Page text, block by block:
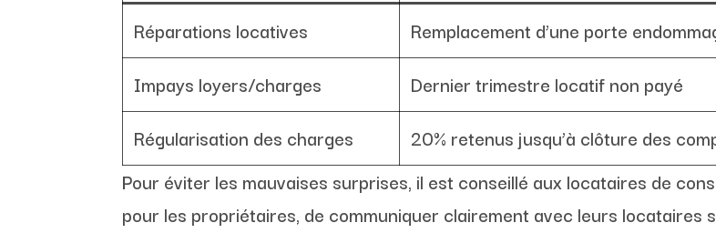
Réparations locatives
Remplacement d’une porte
Impays loyers/charges
Dernier trimestre locatif non payé
Régularisation des charges
20% retenus jusqu’à clôture des
Pour éviter les mauvaises surprises, il est conseillé aux locataires de
pour les propriétaires, de communiquer clairement avec leurs locataires